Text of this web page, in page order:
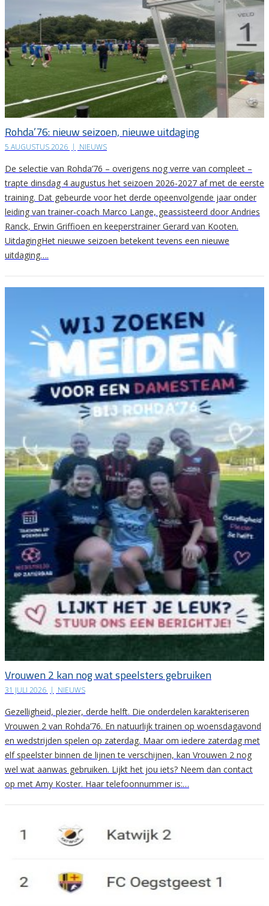
Rohda’76: nieuw seizoen, nieuwe uitdaging
5 AUGUSTUS 2026 | NIEUWS
De selectie van Rohda’76 – overigens nog verre van compleet –
trapte dinsdag 4 augustus het seizoen 2026-2027 af met de eerste
training. Dat gebeurde voor het derde opeenvolgende jaar onder
leiding van trainer-coach Marco Lange, geassisteerd door Andries
Ranck, Erwin Griffioen en keeperstrainer Gerard van Kooten.
UitdagingHet nieuwe seizoen betekent tevens een nieuwe
uitdaging….
Vrouwen 2 kan nog wat speelsters gebruiken
31 JULI 2026 | NIEUWS
Gezelligheid, plezier, derde helft. Die onderdelen karakteriseren
Vrouwen 2 van Rohda’76. En natuurlijk trainen op woensdagavond
en wedstrijden spelen op zaterdag. Maar om iedere zaterdag met
elf speelster binnen de lijnen te verschijnen, kan Vrouwen 2 nog
wel wat aanwas gebruiken. Lijkt het jou iets? Neem dan contact
op met Amy Koster. Haar telefoonnummer is:…